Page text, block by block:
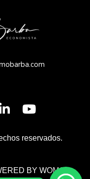
reservados.
BY WOMGP